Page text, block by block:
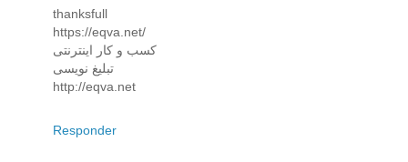
thanksfull
https://eqva.net/
کسب و کار اینترنتی
تبلیغ نویسی
http://eqva.net
Responder